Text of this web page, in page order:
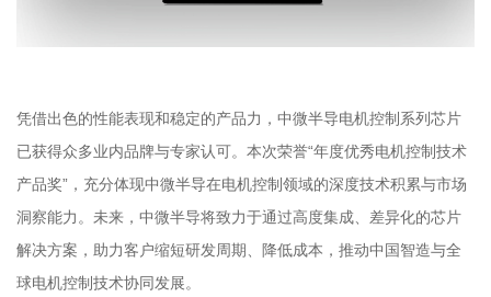
凭借出色的性能表现和稳定的产品力，中微半导电机控制系列芯片
已获得众多业内品牌与专家认可。本次荣誉“年度优秀电机控制技术
产品奖”，充分体现中微半导在电机控制领域的深度技术积累与市场
洞察能力。未来，中微半导将致力于通过高度集成、差异化的芯片
解决方案，助力客户缩短研发周期、降低成本，推动中国智造与全
球电机控制技术协同发展。